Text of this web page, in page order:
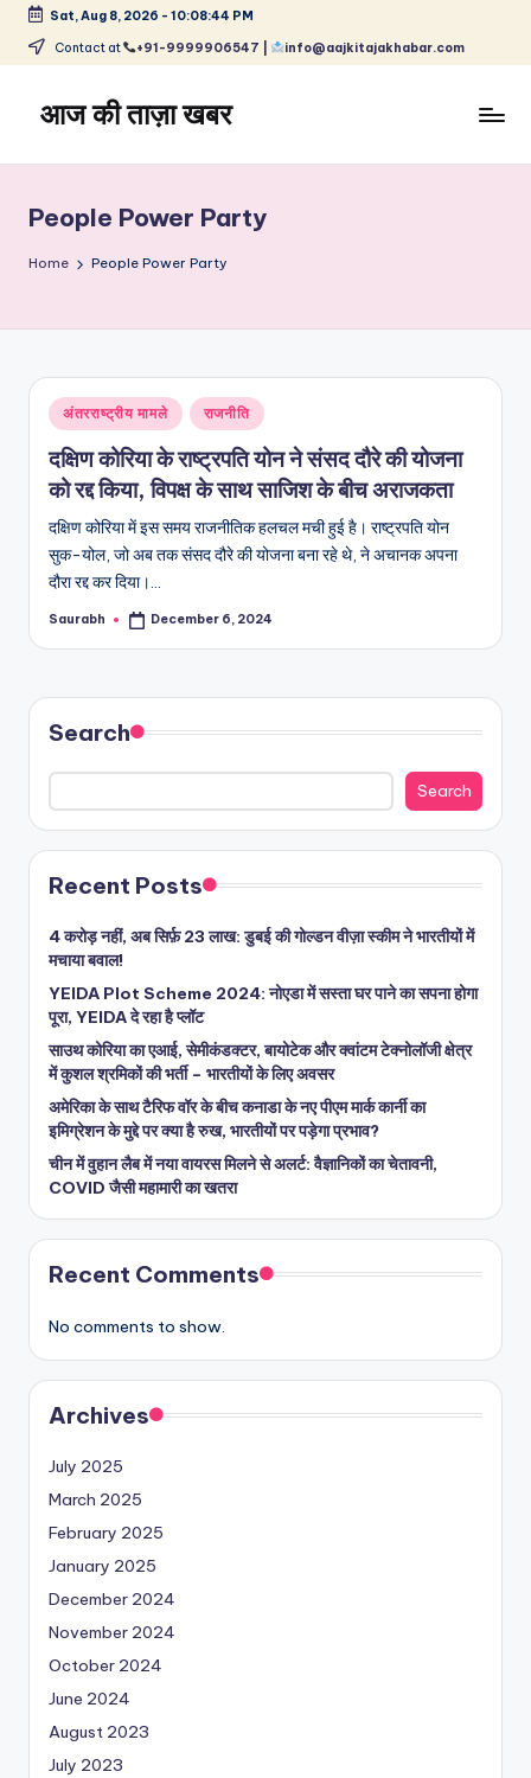
Skip
content
Sat, Aug 8, 2026 - 10:08:44 PM
Contact at +91-9999906547 | info@aajkitajakhabar.com
आज की ताज़ा खबर
ताज़ा
समाचार
–
और
विश्व
People Power Party
Home People Power Party
Posted
in
अंतरराष्ट्रीय मामले राजनीति
दक्षिण कोरिया के राष्ट्रपति योन ने संसद दौरे की योजना
को रद्द किया, विपक्ष के साथ साजिश के बीच अराजकता
दक्षिण कोरिया में इस समय राजनीतिक हलचल मची हुई है। राष्ट्रपति योन
सुक-योल, जो अब तक संसद दौरे की योजना बना रहे थे, ने अचानक अपना
दौरा रद्द कर दिया।…
Posted
Saurabh December 6, 2024
Search
Search
Recent Posts
4 करोड़ नहीं, अब सिर्फ़ 23 लाख: डुबई की गोल्डन वीज़ा स्कीम ने भारतीयों में
मचाया बवाल!
YEIDA Plot Scheme 2024: नोएडा में सस्ता घर पाने का सपना होगा
पूरा, YEIDA दे रहा है प्लॉट
साउथ कोरिया का एआई, सेमीकंडक्टर, बायोटेक और क्वांटम टेक्नोलॉजी क्षेत्र
में कुशल श्रमिकों की भर्ती – भारतीयों के लिए अवसर
अमेरिका के साथ टैरिफ वॉर के बीच कनाडा के नए पीएम मार्क कार्नी का
इमिग्रेशन के मुद्दे पर क्या है रुख, भारतीयों पर पड़ेगा प्रभाव?
चीन में वुहान लैब में नया वायरस मिलने से अलर्ट: वैज्ञानिकों का चेतावनी,
COVID जैसी महामारी का खतरा
Recent Comments
No comments to show.
Archives
July 2025
March 2025
February 2025
January 2025
December 2024
November 2024
October 2024
June 2024
August 2023
July 2023